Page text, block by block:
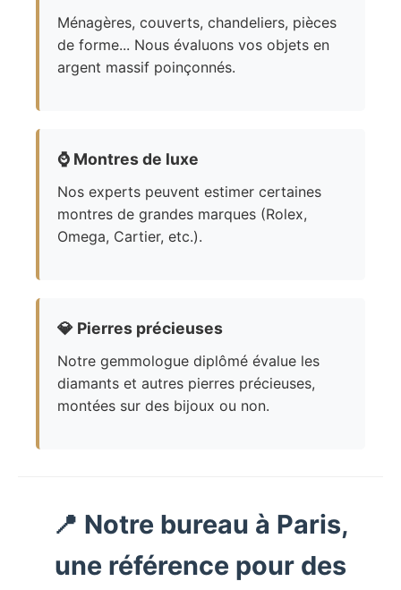
Ménagères, couverts, chandeliers, pièces
de forme... Nous évaluons vos objets en
argent massif poinçonnés.
⌚ Montres de luxe
Nos experts peuvent estimer certaines
montres de grandes marques (Rolex,
Omega, Cartier, etc.).
💎 Pierres précieuses
Notre gemmologue diplômé évalue les
diamants et autres pierres précieuses,
montées sur des bijoux ou non.
📍 Notre bureau à Paris,
une référence pour des